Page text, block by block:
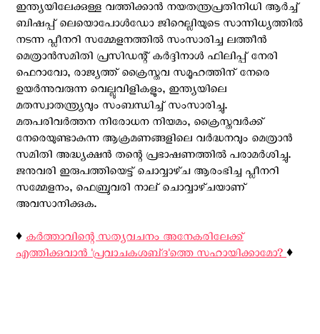
ഇന്ത്യയിലേക്കുള്ള വത്തിക്കാൻ നയതന്ത്രപ്രതിനിധി ആർച്ച്
ബിഷപ്പ് ലെയൊപോൾഡോ ജിറെല്ലിയുടെ സാന്നിധ്യത്തിൽ
നടന്ന പ്ലീനറി സമ്മേളനത്തിൽ സംസാരിച്ച ലത്തീൻ
മെത്രാൻസമിതി പ്രസിഡന്റ് കർദ്ദിനാൾ ഫിലിപ്പ് നേരി
ഫെറാവോ, രാജ്യത്ത് ക്രൈസ്തവ സമൂഹത്തിന് നേരെ
ഉയർന്നുവരുന്ന വെല്ലുവിളികളും, ഇന്ത്യയിലെ
മതസ്വാതന്ത്ര്യവും സംബന്ധിച്ച് സംസാരിച്ചു.
മതപരിവർത്തന നിരോധന നിയമം, ക്രൈസ്തവർക്ക്
നേരെയുണ്ടാകുന്ന ആക്രമണങ്ങളിലെ വര്‍ദ്ധനവും മെത്രാൻ
സമിതി അദ്ധ്യക്ഷൻ തന്റെ പ്രഭാഷണത്തിൽ പരാമർശിച്ചു.
ജനുവരി ഇരുപത്തിയെട്ട് ചൊവ്വാഴ്‌ച ആരംഭിച്ച പ്ലീനറി
സമ്മേളനം, ഫെബ്രുവരി നാല് ചൊവ്വാഴ്‌ചയാണ്
അവസാനിക്കുക.
♦️ കര്‍ത്താവിന്റെ സത്യവചനം അനേകരിലേക്ക്
എത്തിക്കുവാന്‍ 'പ്രവാചകശബ്‌ദ'ത്തെ സഹായിക്കാമോ?♦️